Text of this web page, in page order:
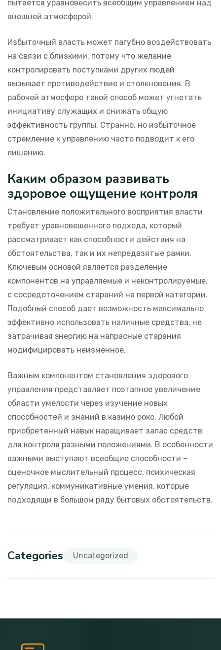
пытается уравновесить всеобщим управлением над
внешней атмосферой.
Избыточный власть может пагубно воздействовать
на связи с близкими, потому что желание
контролировать поступками других людей
вызывает противодействие и столкновения. В
рабочей атмосфере такой способ может угнетать
инициативу служащих и снижать общую
эффективность группы. Странно, но избыточное
стремление к управлению часто подводит к его
лишению.
Каким образом развивать
здоровое ощущение контроля
Становление положительного восприятия власти
требует уравновешенного подхода, который
рассматривает как способности действия на
обстоятельства, так и их непредвзятые рамки.
Ключевым основой является разделение
компонентов на управляемые и неконтролируемые,
с сосредоточением стараний на первой категории.
Подобный способ дает возможность максимально
эффективно использовать наличные средства, не
затрачивая энергию на напрасные старания
модифицировать неизменное.
Важным компонентом становления здорового
управления представляет поэтапное увеличение
области умелости через изучение новых
способностей и знаний в казино рокс. Любой
приобретенный навык наращивает запас средств
для контроля разными положениями. В особенности
важными выступают всеобщие способности –
оценочное мыслительный процесс, психическая
регуляция, коммуникативные умения, которые
подходящи в большом ряду бытовых обстоятельств.
Categories Uncategorized